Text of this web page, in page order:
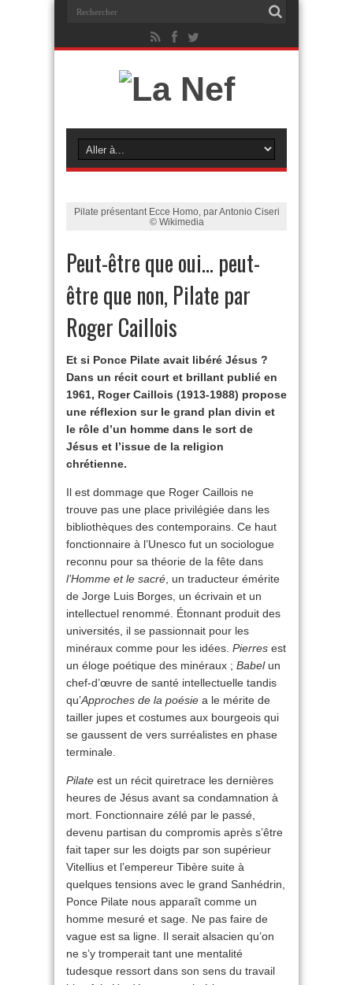
Pilate présentant Ecce Homo, par Antonio Ciseri
© Wikimedia
Peut-être que oui… peut-
être que non, Pilate par
Roger Caillois
Et si Ponce Pilate avait libéré Jésus ?
Dans un récit court et brillant publié en
1961, Roger Caillois (1913-1988) propose
une réflexion sur le grand plan divin et
le rôle d’un homme dans le sort de
Jésus et l’issue de la religion
chrétienne.
Il est dommage que Roger Caillois ne
trouve pas une place privilégiée dans les
bibliothèques des contemporains. Ce haut
fonctionnaire à l’Unesco fut un sociologue
reconnu pour sa théorie de la fête dans
l’Homme et le sacré , un traducteur émérite
de Jorge Luis Borges, un écrivain et un
intellectuel renommé. Étonnant produit des
universités, il se passionnait pour les
minéraux comme pour les idées. Pierres est
un éloge poétique des minéraux ; Babel un
chef-d’œuvre de santé intellectuelle tandis
qu’Approches de la poésie a le mérite de
tailler jupes et costumes aux bourgeois qui
se gaussent de vers surréalistes en phase
terminale.
Pilate est un récit quiretrace les dernières
heures de Jésus avant sa condamnation à
mort. Fonctionnaire zélé par le passé,
devenu partisan du compromis après s’être
fait taper sur les doigts par son supérieur
Vitellius et l’empereur Tibère suite à
quelques tensions avec le grand Sanhédrin,
Ponce Pilate nous apparaît comme un
homme mesuré et sage. Ne pas faire de
vague est sa ligne. Il serait alsacien qu’on
ne s’y tromperait tant une mentalité
tudesque ressort dans son sens du travail